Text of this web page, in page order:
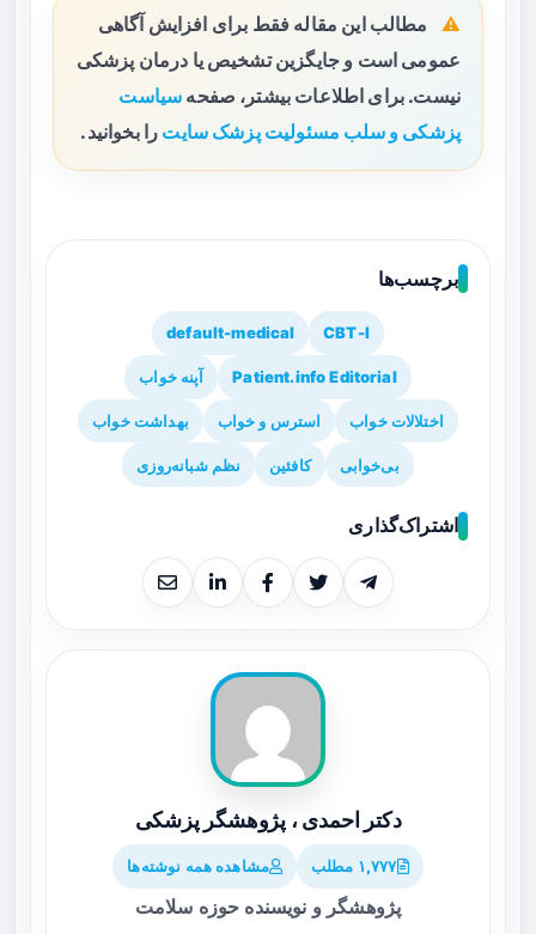
مطالب این مقاله فقط برای افزایش آگاهی
عمومی است و جایگزین تشخیص یا درمان پزشکی
نیست. برای اطلاعات بیشتر، صفحه سیاست
پزشکی و سلب مسئولیت پزشک سایت را بخوانید.
برچسب‌ها
CBT-I
default-medical
Patient.info Editorial آپنه خواب
اختلالات خواب استرس و خواب بهداشت خواب
بی‌خوابی کافئین نظم شبانه‌روزی
اشتراک‌گذاری
دکتر احمدی ، پژوهشگر پزشکی
۱,۷۷۷ مطلب مشاهده همه نوشته‌ها
پژوهشگر و نویسنده حوزه سلامت